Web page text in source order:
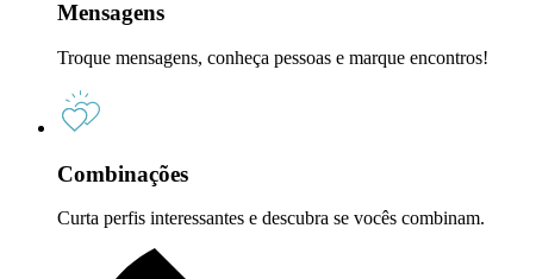
Mensagens
Troque mensagens, conheça pessoas e marque encontros!
Combinações
Curta perfis interessantes e descubra se vocês combinam.